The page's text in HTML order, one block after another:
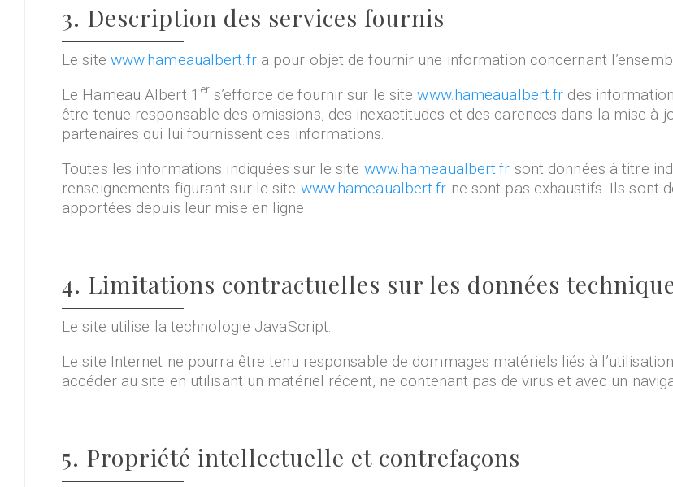
3. Description des services fournis
Le site www.hameaualbert.fra pour objet de fournir une information concernant
Le Hameau Albert 1 er s’efforce de fournir sur le sitewww.hameaualbert.fr des
être tenue responsable des omissions, des inexactitudes et des carences dans la mise à
partenaires qui lui fournissent ces informations.
Toutes les informations indiquées sur le site www.hameaualbert.fr sont données à titre
renseignements figurant sur le site www.hameaualbert.fr ne sont pas exhaustifs. Ils sont
apportées depuis leur mise en ligne.
4. Limitations contractuelles sur les données
Le site utilise la technologie JavaScript.
Le site Internet ne pourra être tenu responsable de dommages matériels liés à
accéder au site en utilisant un matériel récent, ne contenant pas de virus et avec un
5. Propriété intellectuelle et contrefaçons